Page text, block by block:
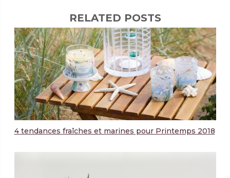
RELATED POSTS
4 tendances fraîches et marines pour Printemps 2018